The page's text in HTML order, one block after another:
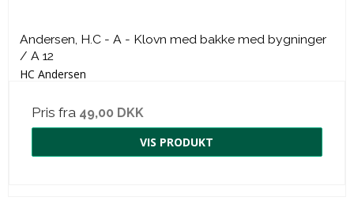
Andersen, H.C - A - Klovn med bakke med bygninger
/ A 12
HC Andersen
Pris fra 49,00 DKK
VIS PRODUKT